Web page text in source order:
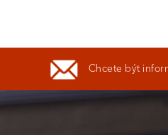
Chcete být